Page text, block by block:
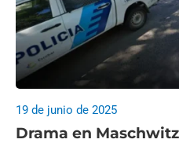
Drama en
19 de junio de 2025